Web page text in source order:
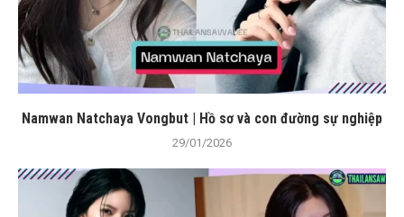
Namwan Natchaya Vongbut | Hồ sơ và con đường sự nghiệp
29/01/2026